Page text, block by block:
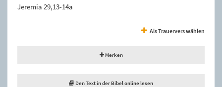
Jeremia 29,13-14a
Als Trauervers wählen
Merken
Den Text in der Bibel online lesen